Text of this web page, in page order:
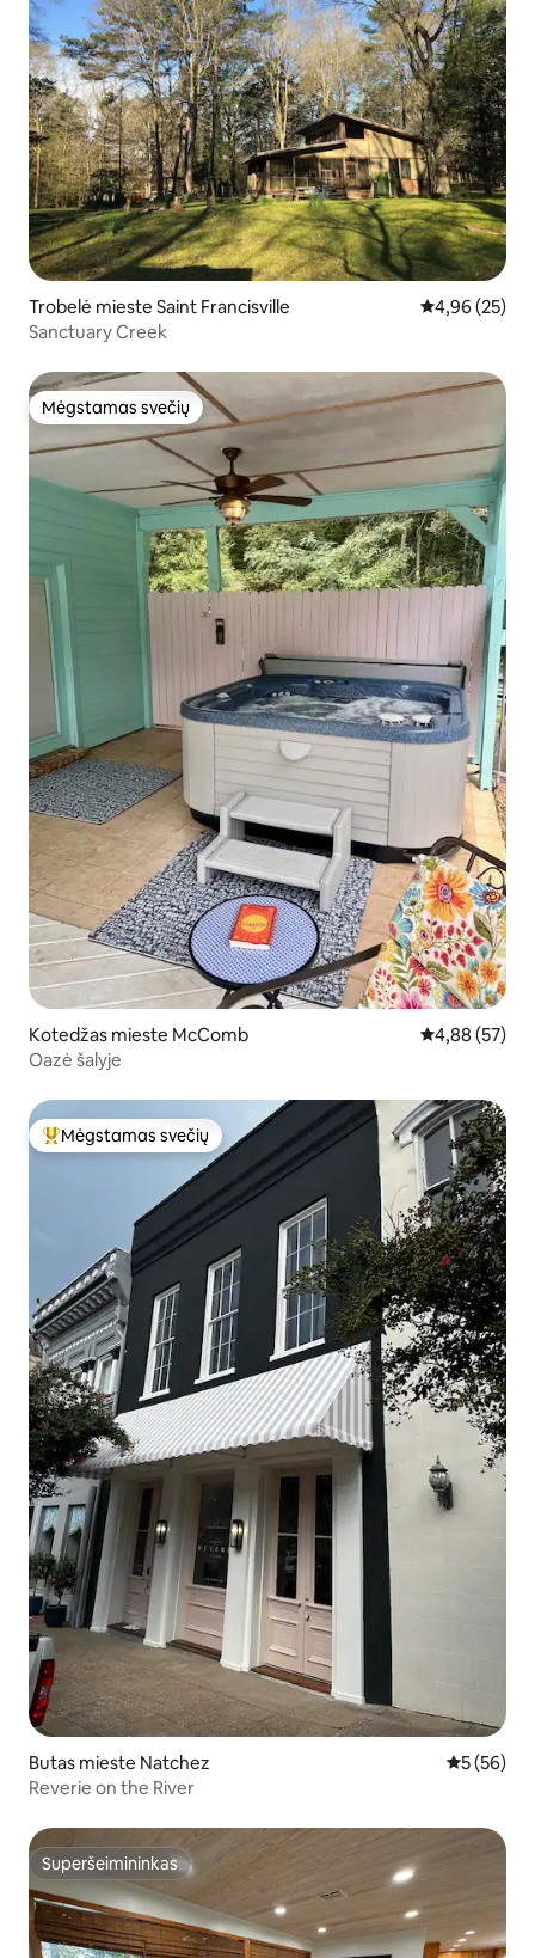
Trobelė mieste Saint Francisville Vidutinis
4,96 (25)
Sanctuary Creek
Mėgstamas svečių
Mėgstamas svečių
Kotedžas mieste McComb Vidutinis
4,88 (57)
Oazė šalyje
Svečių mėgstamiausias
Mėgstamas svečių
Butas mieste Natchez Vidutinis
5 (56)
Reverie on the River
Superšeimininkas
Superšeimininkas